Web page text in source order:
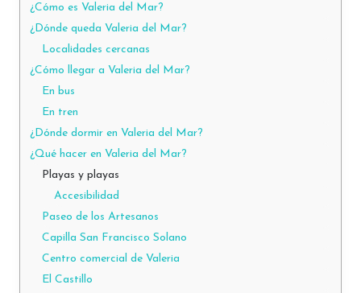
¿Cómo es Valeria del Mar?
¿Dónde queda Valeria del Mar?
Localidades cercanas
¿Cómo llegar a Valeria del Mar?
En bus
En tren
¿Dónde dormir en Valeria del Mar?
¿Qué hacer en Valeria del Mar?
Playas y playas
Accesibilidad
Paseo de los Artesanos
Capilla San Francisco Solano
Centro comercial de Valeria
El Castillo